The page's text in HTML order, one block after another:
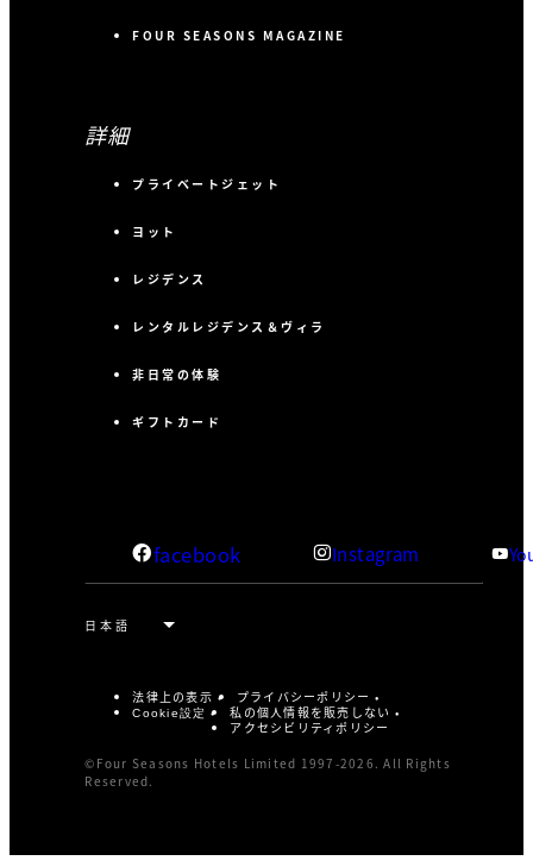
FOUR SEASONS MAGAZINE
詳細
プライベートジェット
ヨット
レジデンス
レンタルレジデンス＆ヴィラ
非日常の体験
ギフトカード
facebook Instagram
法律上の表示 プライバシーポリシー
Cookie設定
私の個人情報を販売しない
アクセシビリティポリシー
©Four Seasons Hotels Limited 1997-2026. All Rights
Reserved.